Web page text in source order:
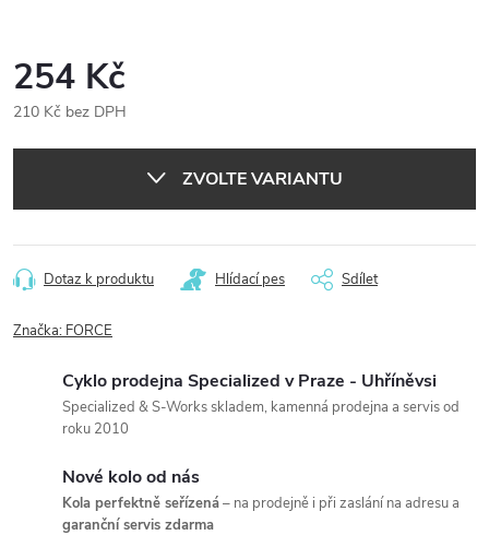
254 Kč
210 Kč bez DPH
ZVOLTE VARIANTU
Dotaz k produktu Hlídací pes Sdílet
Značka: FORCE
Cyklo prodejna Specialized v Praze - Uhříněvsi
Specialized & S-Works skladem, kamenná prodejna a servis od
roku 2010
Nové kolo od nás
Kola perfektně seřízená– na prodejně i při zaslání na adresu a
garanční servis zdarma